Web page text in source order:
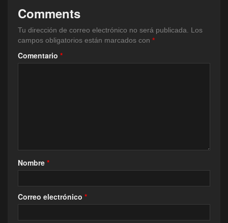
Comments
Tu dirección de correo electrónico no será publicada.
Los
campos obligatorios están marcados con *
Comentario *
Nombre *
Correo electrónico *